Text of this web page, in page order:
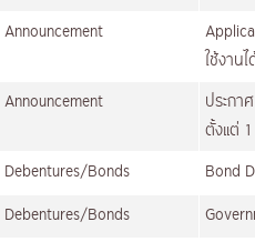
Announcement
ใช้งาน
Announcement
ประกา
ตั้งแต่
Debentures/Bonds
Bond
Debentures/Bonds